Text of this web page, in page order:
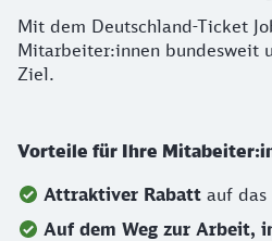
Mit dem Deutschland-Ticket
Mitarbeiter:innen bundesweit
Ziel.
Vorteile für Ihre
Attraktiver Rabatt auf das
Auf dem Weg zur Arbeit,